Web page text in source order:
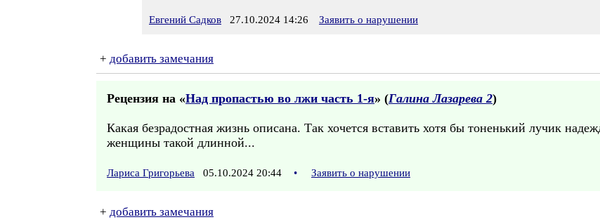
Евгений Садков 27.10.2024 14:26 Заявить о нарушении
+ добавить замечания
Рецензия на «Над пропастью во лжи часть 1-я» (Галина Лазарева 2)
Какая безрадостная жизнь описана. Так хочется вставить хотя бы тоненький лучик
женщины такой длинной...
Лариса Григорьева 05.10.2024 20:44 • Заявить о нарушении
+ добавить замечания